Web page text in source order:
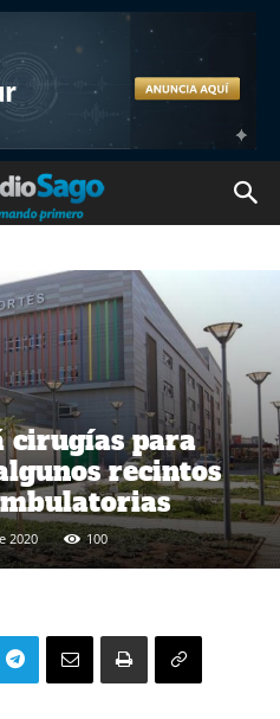
cirugías para
recintos
2020 100